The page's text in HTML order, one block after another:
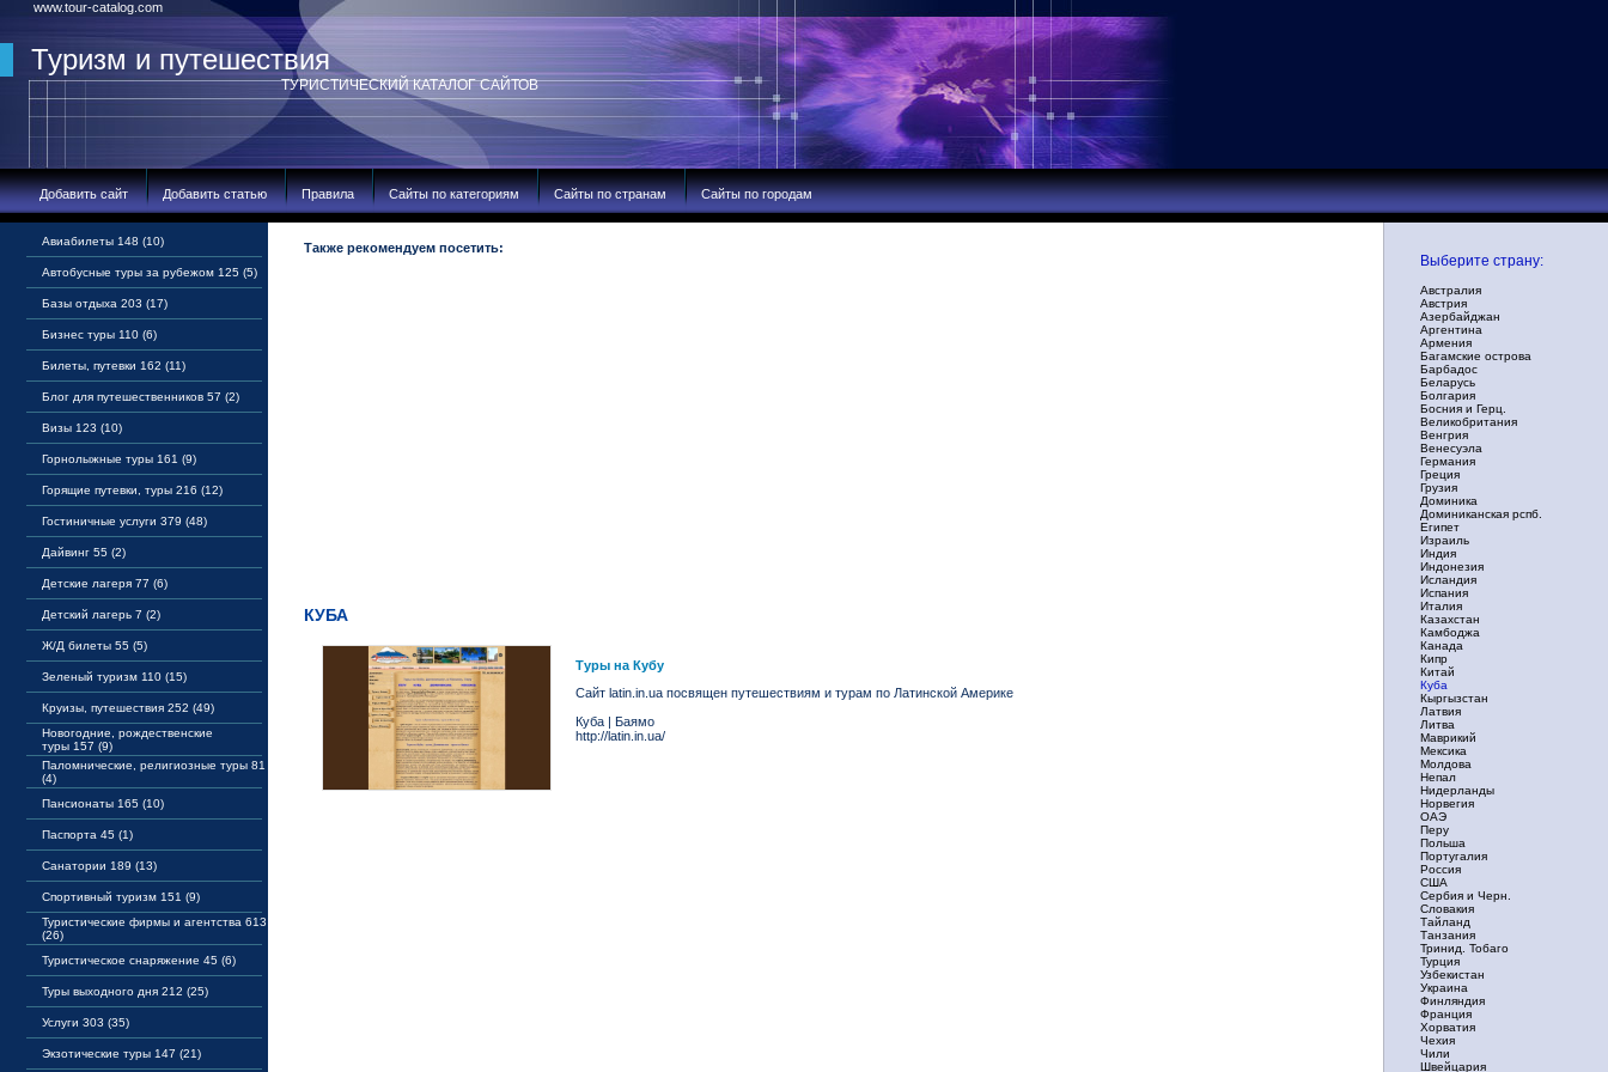
www.tour-catalog.com
Туризм и путешествия
ТУРИСТИЧЕСКИЙ КАТАЛОГ САЙТОВ
Добавить сайт Добавить статью Правила Сайты по категориям Сайты по странам Сайты по городам
Авиабилеты 148 (10)
Автобусные туры за рубежом 125 (5)
Базы отдыха 203 (17)
Бизнес туры 110 (6)
Билеты, путевки 162 (11)
Блог для путешественников 57 (2)
Визы 123 (10)
Горнолыжные туры 161 (9)
Горящие путевки, туры 216 (12)
Гостиничные услуги 379 (48)
Дайвинг 55 (2)
Детские лагеря 77 (6)
Детский лагерь 7 (2)
Ж/Д билеты 55 (5)
Зеленый туризм 110 (15)
Круизы, путешествия 252 (49)
Новогодние, рождественские
туры 157 (9)
Паломнические, религиозные туры 81
(4)
Пансионаты 165 (10)
Паспорта 45 (1)
Санатории 189 (13)
Спортивный туризм 151 (9)
Туристические фирмы и агентства 613
(26)
Туристическое снаряжение 45 (6)
Туры выходного дня 212 (25)
Услуги 303 (35)
Экзотические туры 147 (21)
Также рекомендуем посетить:
КУБА
Туры на Кубу
Сайт latin.in.ua посвящен путешествиям и турам по Латинской Америке
Куба | Баямо
http://latin.in.ua/
Выберите страну:
Австралия
Австрия
Азербайджан
Аргентина
Армения
Багамские острова
Барбадос
Беларусь
Болгария
Босния и Герц.
Великобритания
Венгрия
Венесуэла
Германия
Греция
Грузия
Доминика
Доминиканская рспб.
Египет
Израиль
Индия
Индонезия
Исландия
Испания
Италия
Казахстан
Камбоджа
Канада
Кипр
Китай
Куба
Кыргызстан
Латвия
Литва
Маврикий
Мексика
Молдова
Непал
Нидерланды
Норвегия
ОАЭ
Перу
Польша
Португалия
Россия
США
Сербия и Черн.
Словакия
Тайланд
Танзания
Тринид. Тобаго
Турция
Узбекистан
Украина
Финляндия
Франция
Хорватия
Чехия
Чили
Швейцария